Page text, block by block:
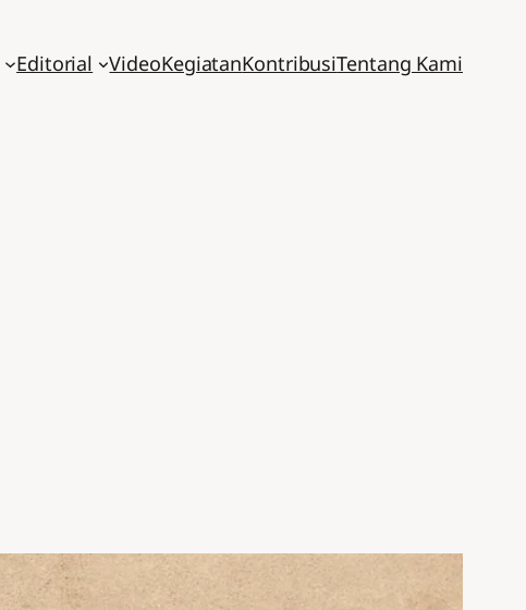
Editorial VideoKegiatanKontribusiTentang Kami